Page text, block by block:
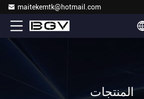
maitekemtk@hotmail.com
المنتجات